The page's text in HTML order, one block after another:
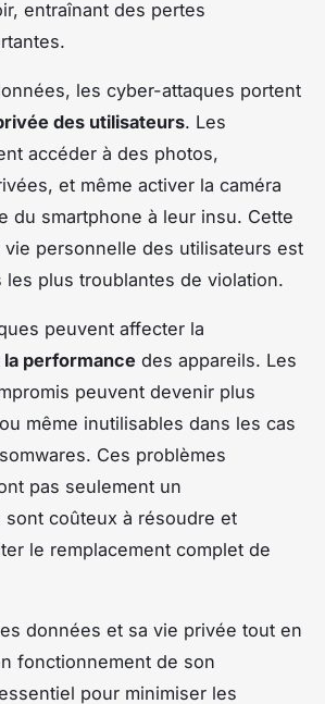
entraînant des pertes
les cyber-attaques portent
des utilisateurs. Les
accéder à des photos,
et même activer la caméra
du smartphone à leur insu. Cette
vie personnelle des utilisateurs est
les plus troublantes de violation.
peuvent affecter la
performance des appareils. Les
peuvent devenir plus
même inutilisables dans les cas
Ces problèmes
pas seulement un
sont coûteux à résoudre et
le remplacement complet de
données et sa vie privée tout en
fonctionnement de son
pour minimiser les